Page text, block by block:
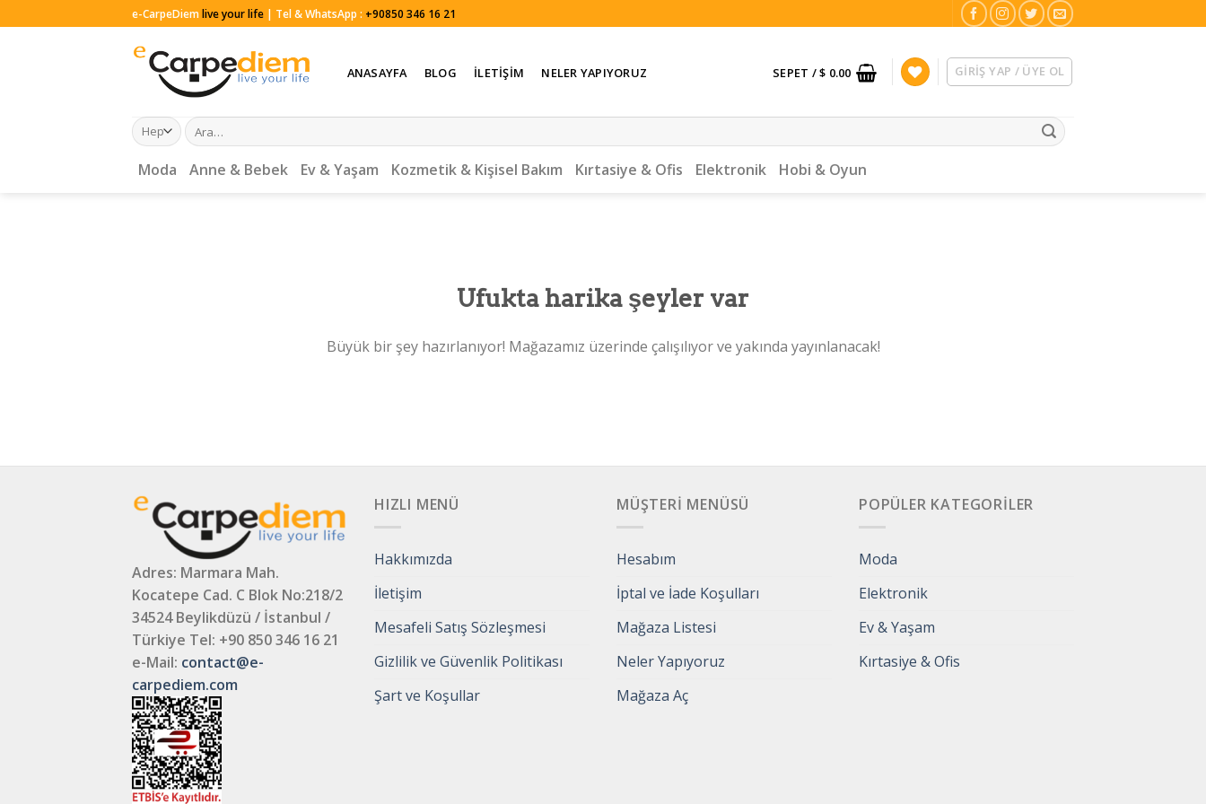
to
e-CarpeDiemlive your life | Tel & WhatsApp : +90850 346 16 21
ANASAYFA BLOG İLETIŞIM NELER YAPIYORUZ SEPET /$ 0.00 GIRIŞ YAP / ÜYE OL
Ara:
Moda Anne & Bebek Ev & Yaşam Kozmetik & Kişisel Bakım Kırtasiye & Ofis Elektronik Hobi & Oyun
Ufukta harika şeyler var
Büyük bir şey hazırlanıyor! Mağazamız üzerinde çalışılıyor ve yakında yayınlanacak!
Adres: Marmara Mah.
Kocatepe Cad. C Blok No:218/2
34524 Beylikdüzü / İstanbul /
Türkiye Tel: +90 850 346 16 21
e-Mail: contact@e-
carpediem.com
HIZLI MENÜ
Hakkımızda
İletişim
Mesafeli Satış Sözleşmesi
Gizlilik ve Güvenlik Politikası
Şart ve Koşullar
MÜŞTERI MENÜSÜ
Hesabım
İptal ve İade Koşulları
Mağaza Listesi
Neler Yapıyoruz
Mağaza Aç
POPÜLER KATEGORILER
Moda
Elektronik
Ev & Yaşam
Kırtasiye & Ofis